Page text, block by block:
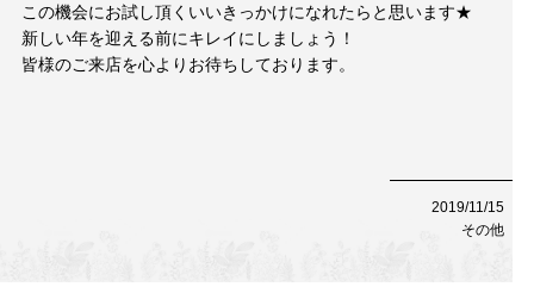
Product プロダクト
この機会にお試し頂くいいきっかけになれたらと思います★
新しい年を迎える前にキレイにしましょう！
皆様のご来店を心よりお待ちしております。
2019/11/15
その他